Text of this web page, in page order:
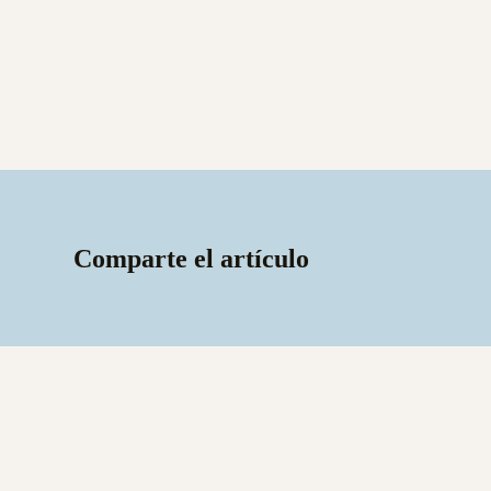
Comparte el artículo